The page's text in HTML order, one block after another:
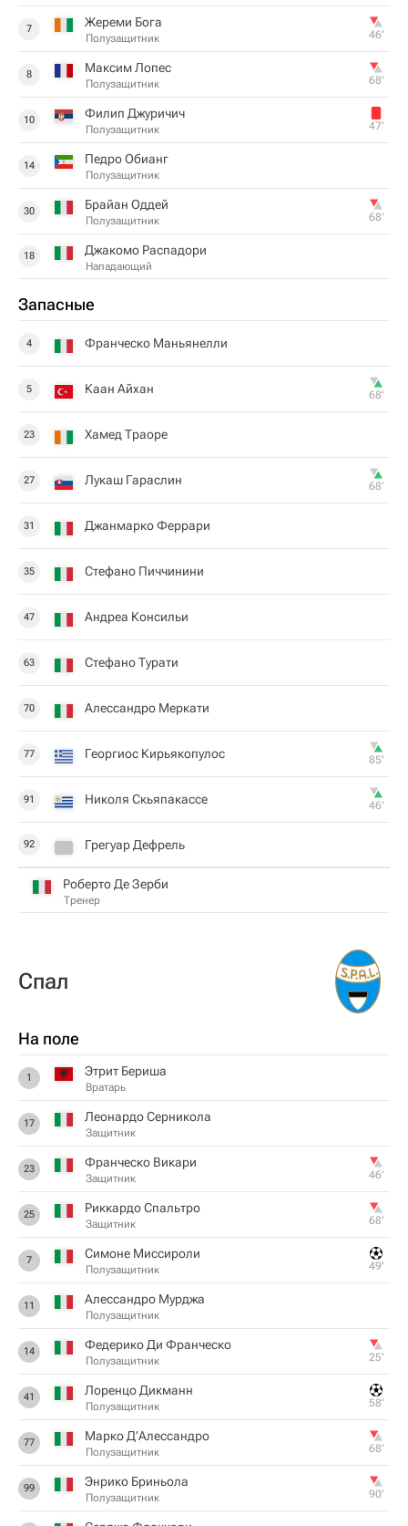
7 Жереми Бога
Полузащитник 46‎’‎
8 Максим Лопес
Полузащитник 68‎’‎
10 Филип Джуричич
Полузащитник 47‎’‎
14 Педро Обианг
Полузащитник
30 Брайан Оддей
Полузащитник 68‎’‎
18 Джакомо Распадори
Нападающий
Запасные
4 Франческо Маньянелли
5 Каан Айхан 68‎’‎
23 Хамед Траоре
27 Лукаш Гараслин 68‎’‎
31 Джанмарко Феррари
35 Стефано Пиччинини
47 Андреа Консильи
63 Стефано Турати
70 Алессандро Меркати
77 Георгиос Кирьякопулос 85‎’‎
91 Николя Скьяпакассе 46‎’‎
92 Грегуар Дефрель
Роберто Де Зерби
Тренер
Спал
На поле
1 Этрит Бериша
Вратарь
17 Леонардо Серникола
Защитник
23 Франческо Викари
Защитник 46‎’‎
25 Риккардо Спальтро
Защитник 68‎’‎
7 Симоне Миссироли
Полузащитник 49‎’‎
11 Алессандро Мурджа
Полузащитник
14 Федерико Ди Франческо
Полузащитник 25‎’‎
41 Лоренцо Дикманн
Полузащитник 58‎’‎
77 Марко Д’Алессандро
Полузащитник 68‎’‎
99 Энрико Бриньола
Полузащитник 90‎’‎